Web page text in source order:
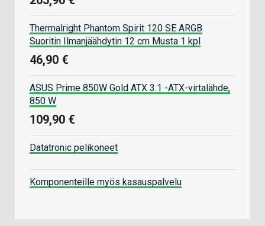
Thermalright Phantom Spirit 120 SE ARGB
Suoritin Ilmanjäähdytin 12 cm Musta 1 kpl
46,90 €
ASUS Prime 850W Gold ATX 3.1 -ATX-virtalähde,
850 W
109,90 €
Datatronic pelikoneet
Komponenteille myös kasauspalvelu